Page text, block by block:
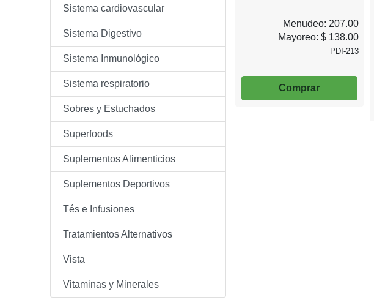
Sistema cardiovascular
Sistema Digestivo
Sistema Inmunológico
Sistema respiratorio
Sobres y Estuchados
Superfoods
Suplementos Alimenticios
Suplementos Deportivos
Tés e Infusiones
Tratamientos Alternativos
Vista
Vitaminas y Minerales
Menudeo: 207.00
Mayoreo: $ 138.00
PDI-213
Comprar